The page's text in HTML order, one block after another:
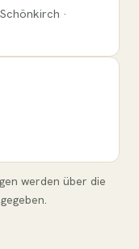
·
werden über die